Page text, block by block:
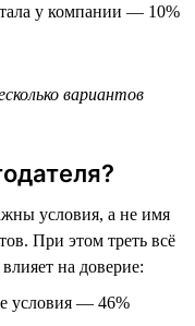
у компании — 10%
вариантов
условия, а не имя
При этом треть всё
на доверие:
условия — 46%